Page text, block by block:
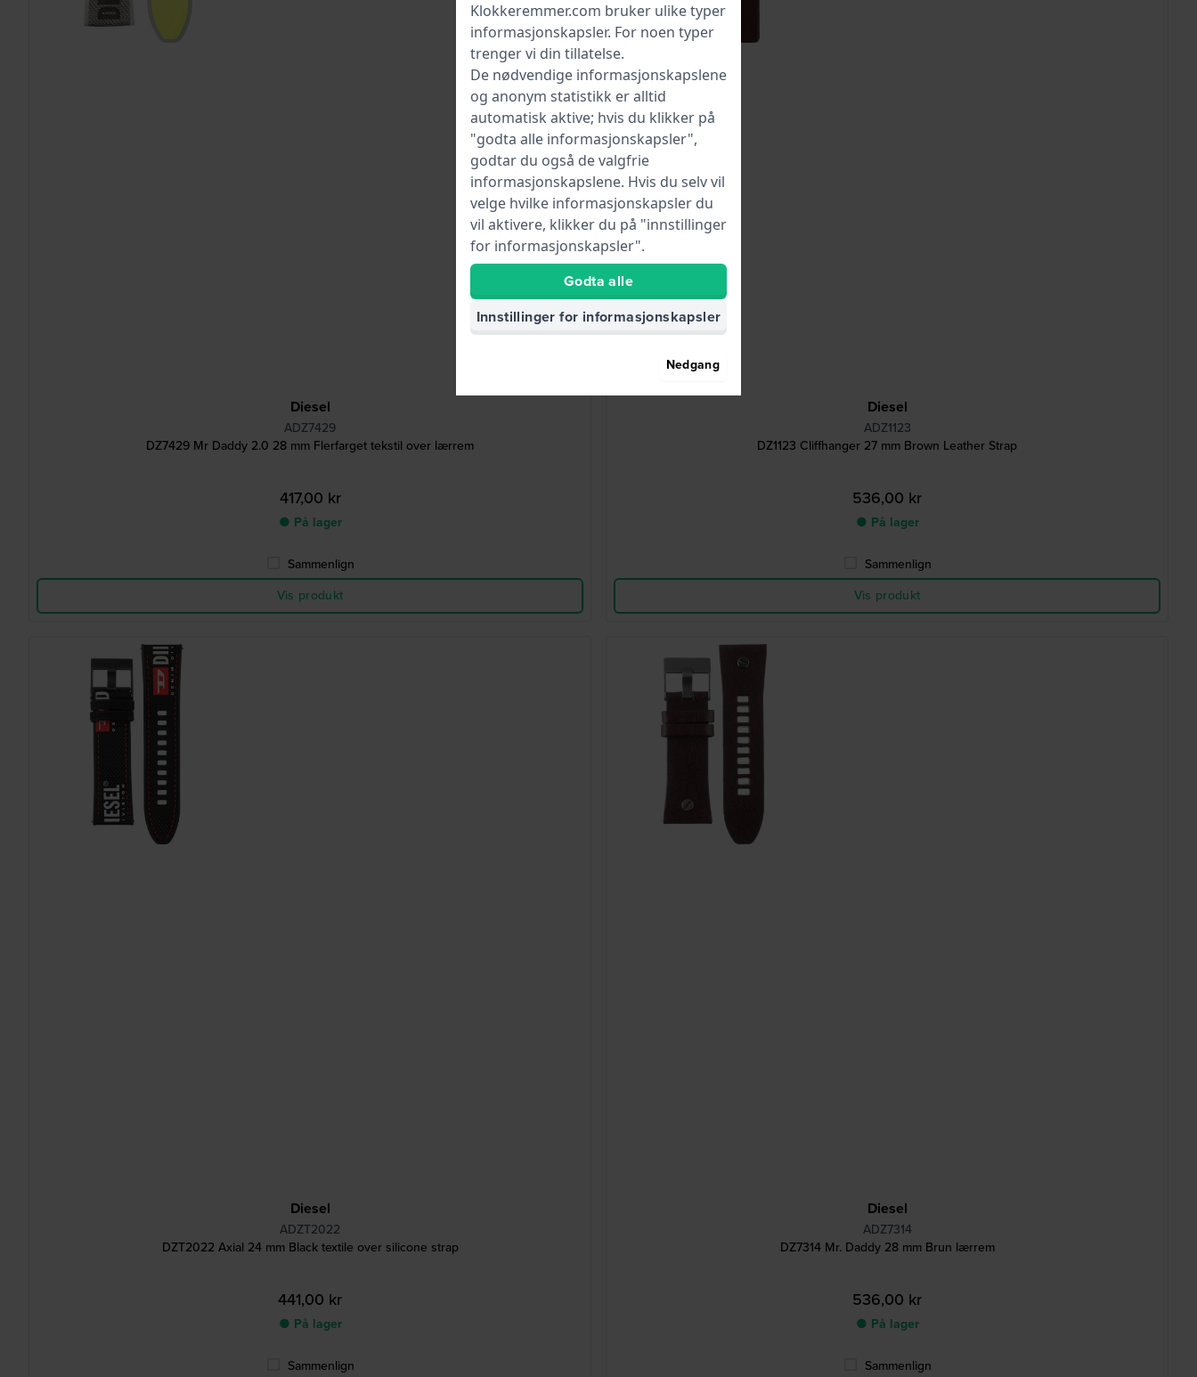
Diesel
ADZ7429
DZ7429 Mr Daddy 2.0 28 mm Flerfarget tekstil over lærrem
417,00 kr
● På lager
Sammenlign
Vis produkt
Diesel
ADZ1123
DZ1123 Cliffhanger 27 mm Brown Leather Strap
536,00 kr
● På lager
Sammenlign
Vis produkt
Diesel
ADZT2022
DZT2022 Axial 24 mm Black textile over silicone strap
441,00 kr
● På lager
Sammenlign
Diesel
ADZ7314
DZ7314 Mr. Daddy 28 mm Brun lærrem
536,00 kr
● På lager
Sammenlign
Klokkeremmer.com bruker ulike typer
informasjonskapsler. For noen typer
trenger vi din tillatelse.
De nødvendige informasjonskapslene
og anonym statistikk er alltid
automatisk aktive; hvis du klikker på
"godta alle informasjonskapsler",
godtar du også de valgfrie
informasjonskapslene. Hvis du selv vil
velge hvilke informasjonskapsler du
vil aktivere, klikker du på "innstillinger
for informasjonskapsler".
Godta alle
Innstillinger for informasjonskapsler
Nedgang